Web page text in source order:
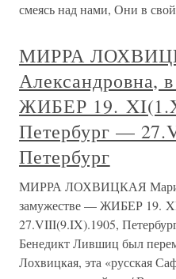
смеясь над нами, Они в
МИРРА
Александровна,
ЖИБЕР 19.
Петербург —
Петербург
МИРРА ЛОХВИЦКАЯ Мария
замужестве — ЖИБЕР 19.
27.VIII(9.IX).1905,
Бенедикт Лившиц был
Лохвицкая, эта «русская